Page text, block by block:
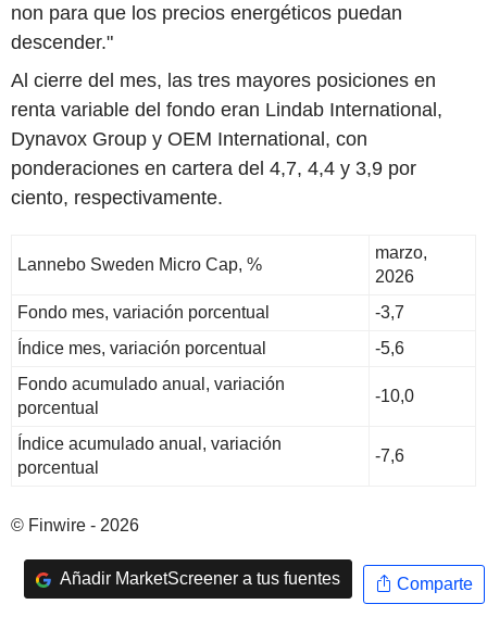
non para que los precios energéticos puedan
descender."
Al cierre del mes, las tres mayores posiciones en
renta variable del fondo eran Lindab International,
Dynavox Group y OEM International, con
ponderaciones en cartera del 4,7, 4,4 y 3,9 por
ciento, respectivamente.
Lannebo Sweden Micro Cap, %
marzo,
2026
Fondo mes, variación porcentual
-3,7
Índice mes, variación porcentual
-5,6
Fondo acumulado anual, variación
porcentual
-10,0
Índice acumulado anual, variación
porcentual
-7,6
© Finwire - 2026
Añadir MarketScreener a tus fuentes Comparte